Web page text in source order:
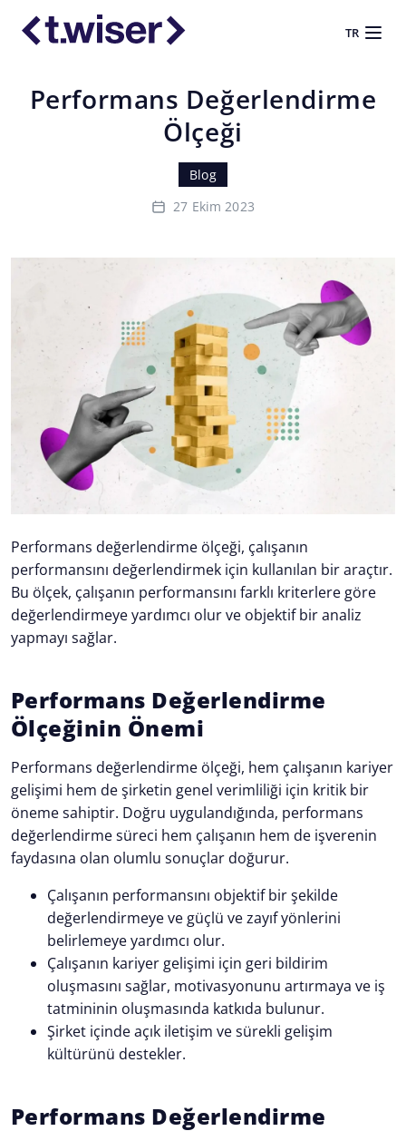
TR
Performans Değerlendirme
Ölçeği
Blog
27 Ekim 2023
Performans değerlendirme ölçeği, çalışanın
performansını değerlendirmek için kullanılan bir araçtır.
Bu ölçek, çalışanın performansını farklı kriterlere göre
değerlendirmeye yardımcı olur ve objektif bir analiz
yapmayı sağlar.
Performans Değerlendirme
Ölçeğinin Önemi
Performans değerlendirme ölçeği, hem çalışanın kariyer
gelişimi hem de şirketin genel verimliliği için kritik bir
öneme sahiptir. Doğru uygulandığında, performans
değerlendirme süreci hem çalışanın hem de işverenin
faydasına olan olumlu sonuçlar doğurur.
Çalışanın performansını objektif bir şekilde
değerlendirmeye ve güçlü ve zayıf yönlerini
belirlemeye yardımcı olur.
Çalışanın kariyer gelişimi için geri bildirim
oluşmasını sağlar, motivasyonunu artırmaya ve iş
tatmininin oluşmasında katkıda bulunur.
Şirket içinde açık iletişim ve sürekli gelişim
kültürünü destekler.
Performans Değerlendirme